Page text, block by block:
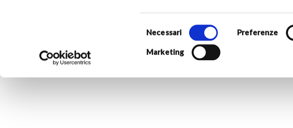
del
consenso
Necessari Preferenze
Marketing